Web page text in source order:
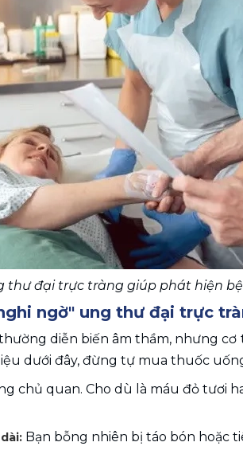
thư đại trực tràng giúp phát hiện
ngờ" ung thư đại trực
diễn biến âm thầm, nhưng
dưới đây, đừng tự mua thuốc
chủ quan. Cho dù là máu đỏ tươi
Bạn bỗng nhiên bị táo bón hoặc